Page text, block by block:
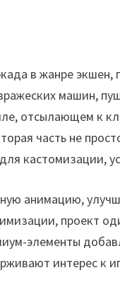
в жанре
машин,
отсылающем к
часть не
кастомизации,
анимацию,
проект
элементы
интерес к